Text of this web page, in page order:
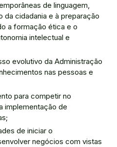
de linguagem,
cidadania e à preparação
a formação ética e o
intelectual e
evolutivo da Administração
nas pessoas e
para competir no
implementação de
de iniciar o
negócios com vistas